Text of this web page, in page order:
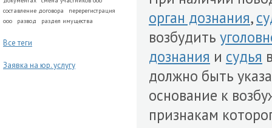
составление договора
перерегистрация
ооо
развод раздел имущества
Все теги
Заявка на юр. услугу
орган дознания,
возбудить
дознания и судья
должно быть
основание к
признакам